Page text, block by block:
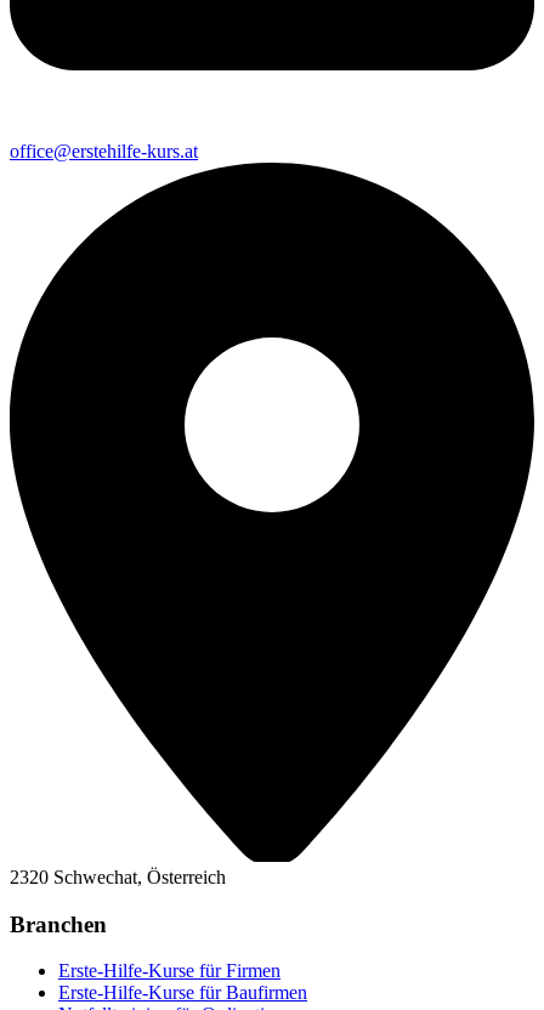
office@erstehilfe-kurs.at
2320 Schwechat, Österreich
Branchen
Erste-Hilfe-Kurse für Firmen
Erste-Hilfe-Kurse für Baufirmen